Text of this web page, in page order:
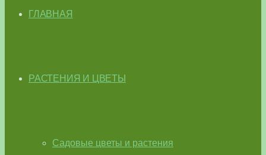
ГЛАВНАЯ
РАСТЕНИЯ И ЦВЕТЫ
Садовые цветы и растения